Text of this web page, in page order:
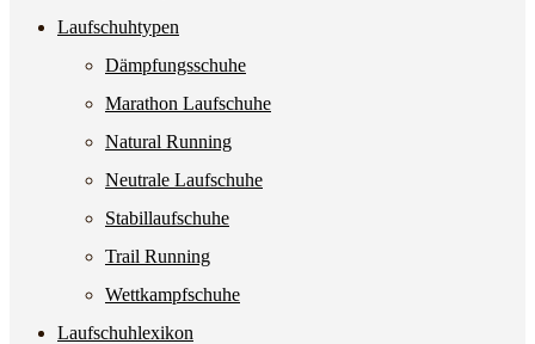
Laufschuhtypen
Dämpfungsschuhe
Marathon Laufschuhe
Natural Running
Neutrale Laufschuhe
Stabillaufschuhe
Trail Running
Wettkampfschuhe
Laufschuhlexikon